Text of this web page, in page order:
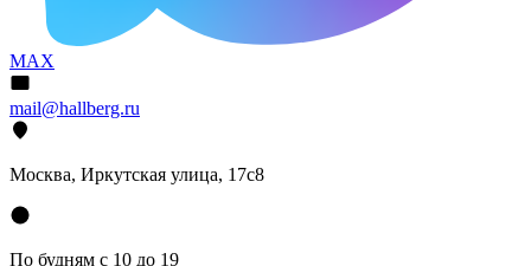
MAX
mail@hallberg.ru
Москва, Иркутская улица, 17с8
По будням с 10 до 19